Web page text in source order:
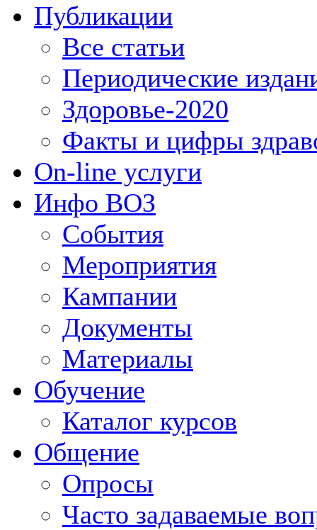
Публикации
Все статьи
Периодические
Здоровье-2020
Факты и цифры
On-line услуги
Инфо ВОЗ
События
Мероприятия
Кампании
Документы
Материалы
Обучение
Каталог курсов
Общение
Опросы
Часто задаваемые